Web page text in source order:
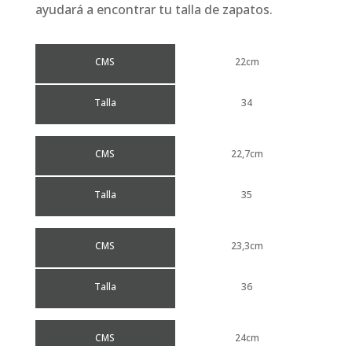
ayudará a encontrar tu talla de zapatos.
CMS
Talla
22cm
34
CMS
Talla
22,7cm
35
CMS
Talla
23,3cm
36
CMS 24cm